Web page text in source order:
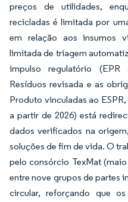
preços de utilidades,
recicladas é limitada por
em relação aos insumos
limitada de triagem
impulso regulatório
Resíduos revisada e as
Produto vinculadas ao
a partir de 2026) está
dados verificados na
soluções de fim de vida. O
pelo consórcio TexMat
entre nove grupos de partes
circular, reforçando que